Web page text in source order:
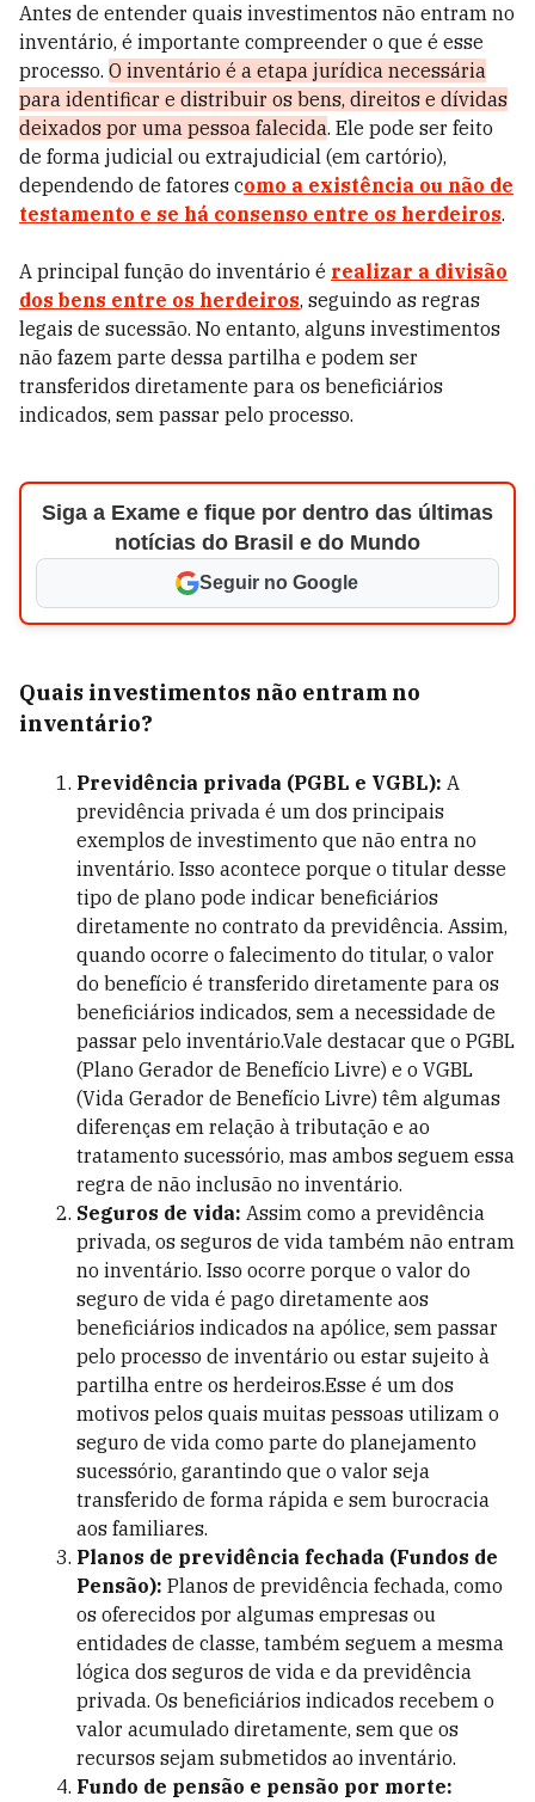
Antes de entender quais investimentos não entram no
inventário, é importante compreender o que é esse
processo. O inventário é a etapa jurídica necessária
para identificar e distribuir os bens, direitos e dívidas
deixados por uma pessoa falecida. Ele pode ser feito
de forma judicial ou extrajudicial (em cartório),
dependendo de fatores como a existência ou não de
testamento e se há consenso entre os herdeiros.
A principal função do inventário é realizar a divisão
dos bens entre os herdeiros, seguindo as regras
legais de sucessão. No entanto, alguns investimentos
não fazem parte dessa partilha e podem ser
transferidos diretamente para os beneficiários
indicados, sem passar pelo processo.
Siga a Exame e fique por dentro das últimas
notícias do Brasil e do Mundo
Seguir no Google
Quais investimentos não entram no
inventário?
Previdência privada (PGBL e VGBL): A
previdência privada é um dos principais
exemplos de investimento que não entra no
inventário. Isso acontece porque o titular desse
tipo de plano pode indicar beneficiários
diretamente no contrato da previdência. Assim,
quando ocorre o falecimento do titular, o valor
do benefício é transferido diretamente para os
beneficiários indicados, sem a necessidade de
passar pelo inventário.Vale destacar que o PGBL
(Plano Gerador de Benefício Livre) e o VGBL
(Vida Gerador de Benefício Livre) têm algumas
diferenças em relação à tributação e ao
tratamento sucessório, mas ambos seguem essa
regra de não inclusão no inventário.
Seguros de vida: Assim como a previdência
privada, os seguros de vida também não entram
no inventário. Isso ocorre porque o valor do
seguro de vida é pago diretamente aos
beneficiários indicados na apólice, sem passar
pelo processo de inventário ou estar sujeito à
partilha entre os herdeiros.Esse é um dos
motivos pelos quais muitas pessoas utilizam o
seguro de vida como parte do planejamento
sucessório, garantindo que o valor seja
transferido de forma rápida e sem burocracia
aos familiares.
Planos de previdência fechada (Fundos de
Pensão): Planos de previdência fechada, como
os oferecidos por algumas empresas ou
entidades de classe, também seguem a mesma
lógica dos seguros de vida e da previdência
privada. Os beneficiários indicados recebem o
valor acumulado diretamente, sem que os
recursos sejam submetidos ao inventário.
Fundo de pensão e pensão por morte: